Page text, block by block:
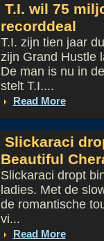
T.I. wil 75
recorddeal
T.I. zijn tien jaar
zijn Grand Hustle
De man is nu in
stelt T.I....
Read More
Slickaraci
Beautiful
Slickaraci dropt
ladies. Met de
de romantische
vi...
Read More